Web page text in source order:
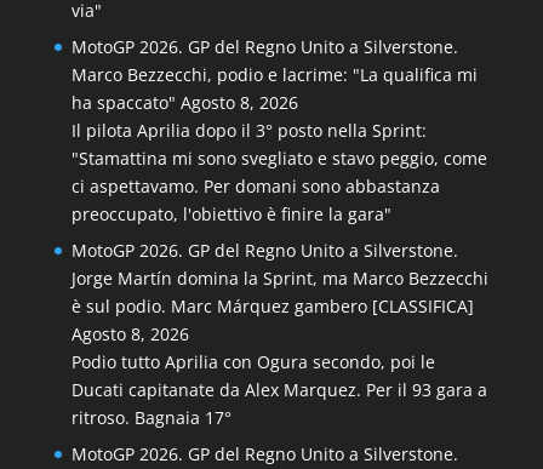
via"
MotoGP 2026. GP del Regno Unito a Silverstone.
Marco Bezzecchi, podio e lacrime: "La qualifica mi
ha spaccato" Agosto 8, 2026
Il pilota Aprilia dopo il 3° posto nella Sprint:
"Stamattina mi sono svegliato e stavo peggio, come
ci aspettavamo. Per domani sono abbastanza
preoccupato, l'obiettivo è finire la gara"
MotoGP 2026. GP del Regno Unito a Silverstone.
Jorge Martín domina la Sprint, ma Marco Bezzecchi
è sul podio. Marc Márquez gambero [CLASSIFICA]
Agosto 8, 2026
Podio tutto Aprilia con Ogura secondo, poi le
Ducati capitanate da Alex Marquez. Per il 93 gara a
ritroso. Bagnaia 17°
MotoGP 2026. GP del Regno Unito a Silverstone.